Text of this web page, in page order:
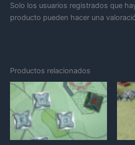
Solo los usuarios registrados que
producto pueden hacer una
Productos relacionados